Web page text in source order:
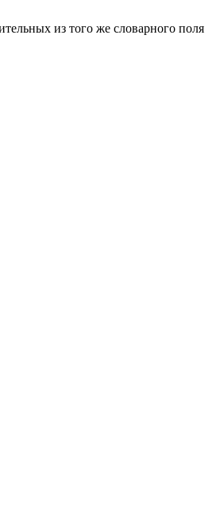
из того же словарного поля